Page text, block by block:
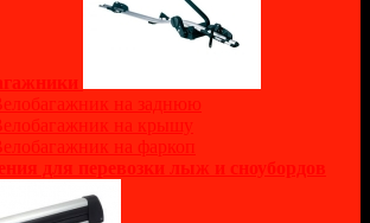
на заднюю
на крышу
на фаркоп
для перевозки лыж и сноубордов